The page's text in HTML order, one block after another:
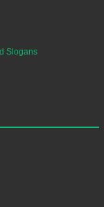
Slogans